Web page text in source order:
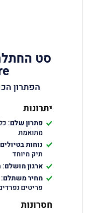
הפתרון
יתרונות
פתרון שלם:
מתואמת
נוחות בטיולים
תיק מיוחד
ארגון מושלם:
מחיר משתלם
פריטים
חסרונות